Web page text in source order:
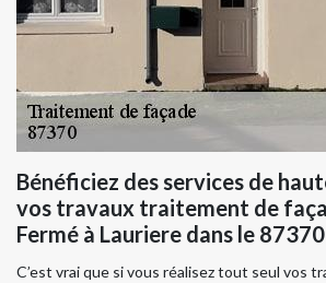
Bénéficiez des services de
vos travaux traitement de
Fermé à Lauriere dans le
C’est vrai que si vous réalisez tout seul vos